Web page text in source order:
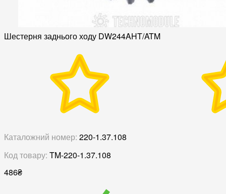
Шестерня заднього ходу DW244AHT/ATM
Каталожний номер: 220-1.37.108
Код товару: TM-220-1.37.108
486₴